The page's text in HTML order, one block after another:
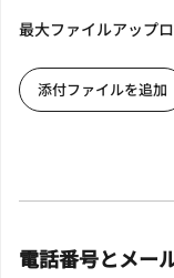
最大ファイルアップ
添付ファイルを追加
電話番号とメー